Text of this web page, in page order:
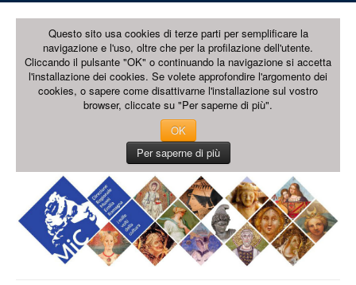
Questo sito usa cookies di terze parti per semplificare la
navigazione e l'uso, oltre che per la profilazione dell'utente.
Cliccando il pulsante "OK" o continuando la navigazione si accetta
l'installazione dei cookies. Se volete approfondire l'argomento dei
cookies, o sapere come disattivarne l'installazione sul vostro
browser, cliccate su "Per saperne di più".
OK
Per saperne di più